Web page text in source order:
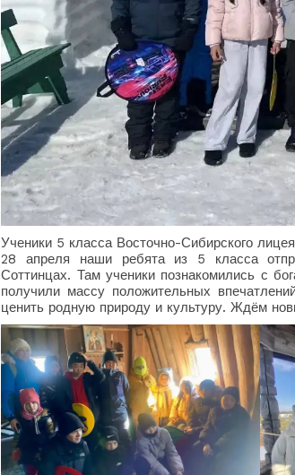
Ученики 5 класса Восточно-Сибирского
28 апреля наши ребята из 5 класса
Соттинцах. Там ученики познакомились с
получили массу положительных
ценить родную природу и культуру. Ждём